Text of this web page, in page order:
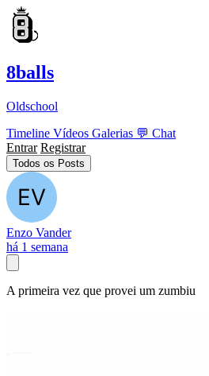
8balls
Oldschool
Timeline Vídeos Galerias 💬 Chat
Entrar Registrar
Todos os Posts
Enzo Vander
há 1 semana
A primeira vez que provei um zumbiu